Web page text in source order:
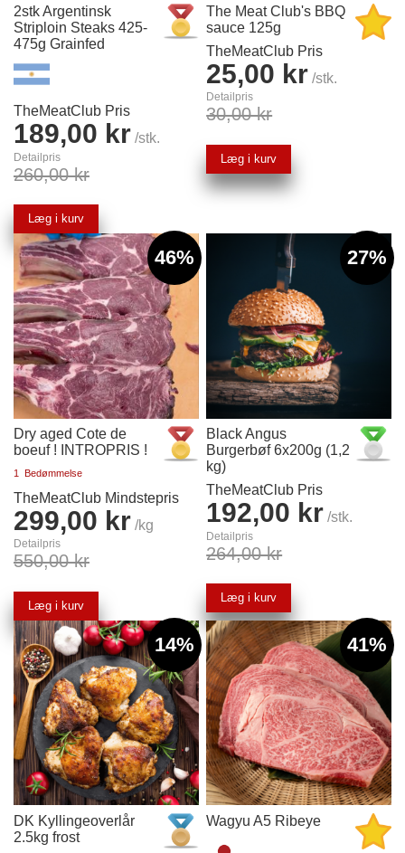
2stk Argentinsk
Striploin Steaks 425-
475g Grainfed
TheMeatClub Pris
189,00 kr /stk.
Detailpris
260,00 kr
Læg i kurv
The Meat Club's BBQ
sauce 125g
TheMeatClub Pris
25,00 kr /stk.
Detailpris
30,00 kr
Læg i kurv
46%
Dry aged Cote de
boeuf ! INTROPRIS !
1 Bedømmelse
TheMeatClub Mindstepris
299,00 kr /kg
Detailpris
550,00 kr
Læg i kurv
27%
Black Angus
Burgerbøf 6x200g (1,2
kg)
TheMeatClub Pris
192,00 kr /stk.
Detailpris
264,00 kr
Læg i kurv
14%
DK Kyllingeoverlår
2.5kg frost
41%
Wagyu A5 Ribeye